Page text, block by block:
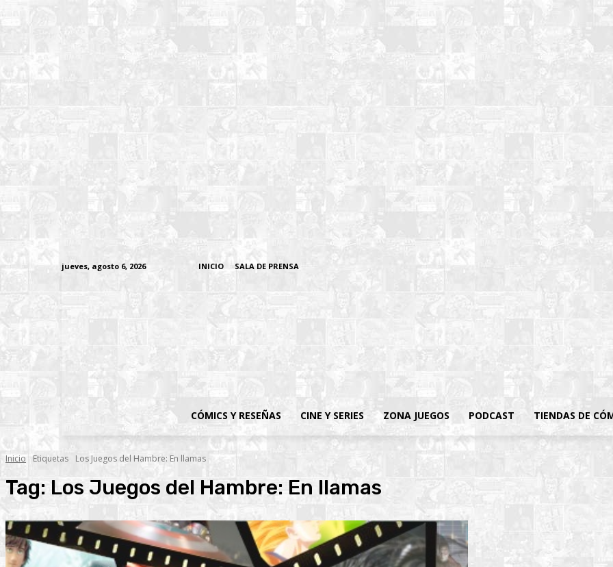
jueves, agosto 6, 2026 INICIO SALA DE PRENSA
CÓMICS Y RESEÑAS CINE Y SERIES ZONA JUEGOS PODCAST TIENDAS DE
Inicio Etiquetas Los Juegos del Hambre: En llamas
Tag: Los Juegos del Hambre: En llamas